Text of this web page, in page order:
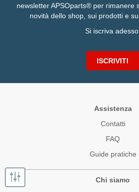
newsletter APSOparts® per rimanere
novità dello shop, sui prodotti e
Si iscriva
ISCRIVITI
Assistenza
Contatti
FAQ
Guide pratiche
Chi siamo